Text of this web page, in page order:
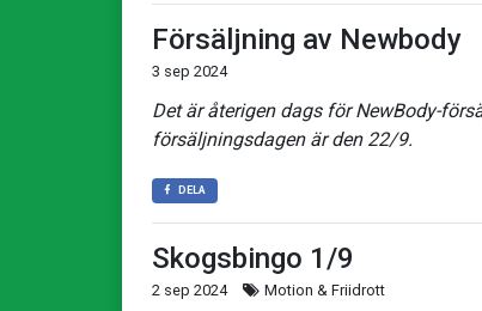
Försäljning av Newbody
3 sep 2024
Det är återigen dags för NewBody-
försäljningsdagen är den 22/9.
DELA
Skogsbingo 1/9
2 sep 2024 Motion & Friidrott